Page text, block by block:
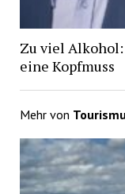
Zu viel
eine Kopfmuss
Mehr von